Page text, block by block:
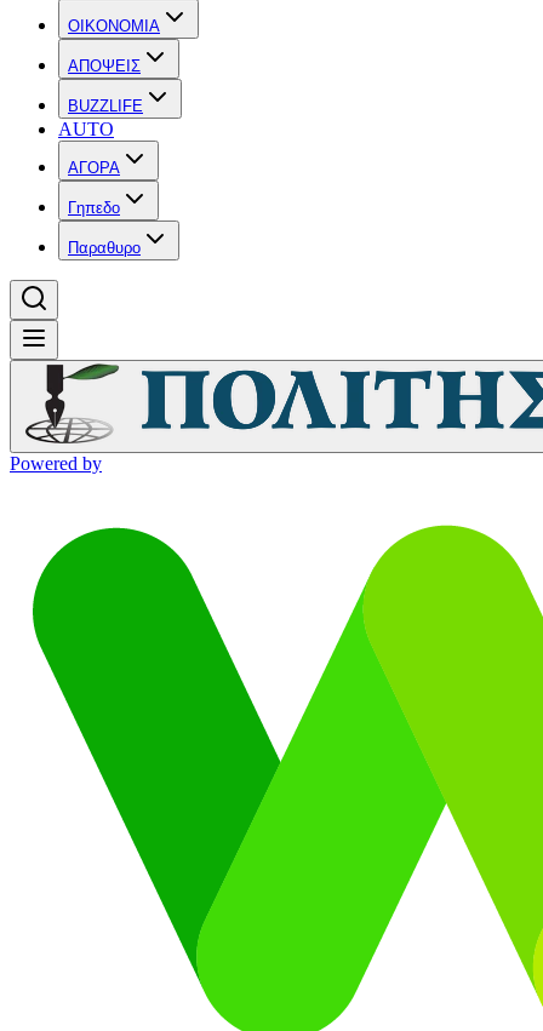
OIKONOMIA
ΑΠΟΨΕΙΣ
BUZZLIFE
AUTO
ΑΓΟΡΑ
Γηπεδο
Παραθυρο
Powered by